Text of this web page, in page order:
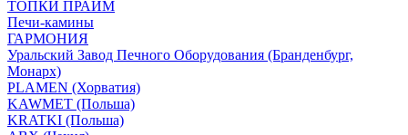
ТОПКИ ПРАЙМ
Печи-камины
ГАРМОНИЯ
Уральский Завод Печного Оборудования (Бранденбург,
Монарх)
PLAMEN (Хорватия)
KAWMET (Польша)
KRATKI (Польша)